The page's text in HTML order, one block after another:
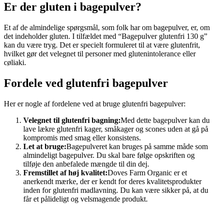
Er der gluten i bagepulver?
Et af de almindelige spørgsmål, som folk har om bagepulver, er, om
det indeholder gluten. I tilfældet med “Bagepulver glutenfri 130 g”
kan du være tryg. Det er specielt formuleret til at være glutenfrit,
hvilket gør det velegnet til personer med glutenintolerance eller
cøliaki.
Fordele ved glutenfri bagepulver
Her er nogle af fordelene ved at bruge glutenfri bagepulver:
Velegnet til glutenfri bagning:Med dette bagepulver kan du
lave lækre glutenfri kager, småkager og scones uden at gå på
kompromis med smag eller konsistens.
Let at bruge:Bagepulveret kan bruges på samme måde som
almindeligt bagepulver. Du skal bare følge opskriften og
tilføje den anbefalede mængde til din dej.
Fremstillet af høj kvalitet:Doves Farm Organic er et
anerkendt mærke, der er kendt for deres kvalitetsprodukter
inden for glutenfri madlavning. Du kan være sikker på, at du
får et pålideligt og velsmagende produkt.